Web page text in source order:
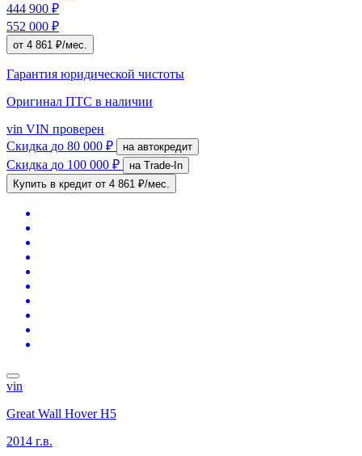
444 900 ₽
552 000 ₽
от 4 861 ₽/мес.
Гарантия юридической чистоты
Оригинал ПТС в наличии
vin VIN проверен
Скидка до 80 000 ₽ на автокредит
Скидка до 100 000 ₽
на Trade-In
Купить в кредит от 4 861 ₽/мес.
vin
Great Wall Hover H5
2014 г.в.